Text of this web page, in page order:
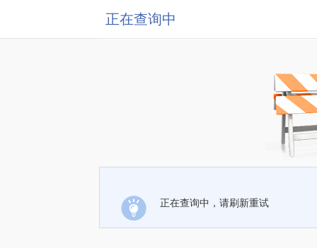
正在查询中
正在查询中，请刷新重试